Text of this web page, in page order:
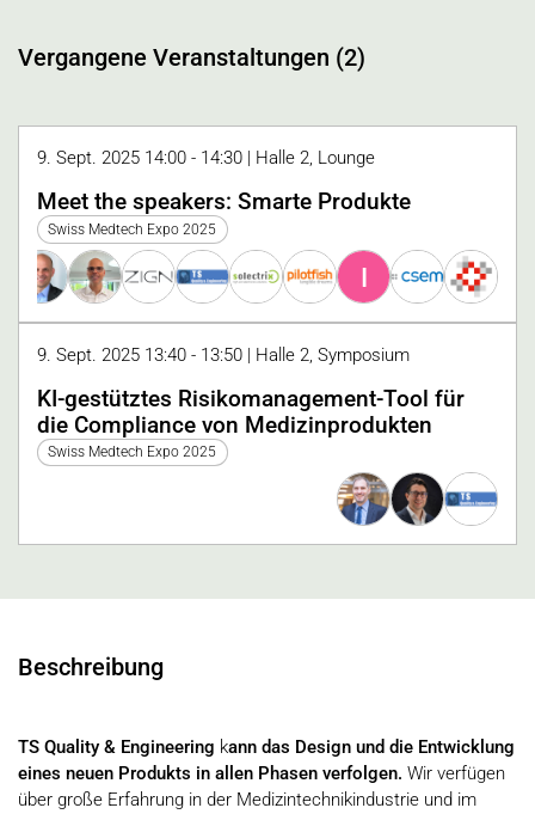
Vergangene Veranstaltungen (2)
9. Sept. 2025 14:00 - 14:30 | Halle 2, Lounge
Meet the speakers: Smarte Produkte
Swiss Medtech Expo 2025
I
9. Sept. 2025 13:40 - 13:50 | Halle 2, Symposium
KI-gestütztes Risikomanagement-Tool für
die Compliance von Medizinprodukten
Swiss Medtech Expo 2025
Beschreibung
TS Quality & Engineering kann das Design und die Entwicklung
eines neuen Produkts in allen Phasen verfolgen. Wir verfügen
über große Erfahrung in der Medizintechnikindustrie und im